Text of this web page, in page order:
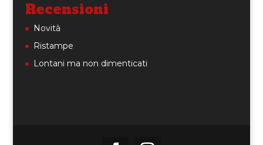
Recensioni
Novità
Ristampe
Lontani ma non dimenticati